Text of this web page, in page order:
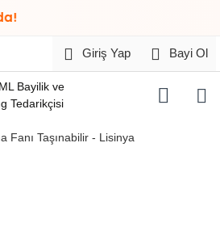
Giriş Yap Bayi Ol